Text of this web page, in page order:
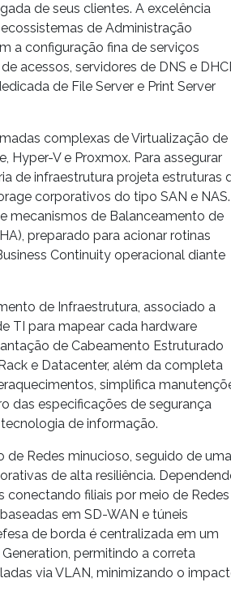
de seus clientes. A excelência
de Administração
a configuração fina de serviços
acessos, servidores de DNS e
de File Server e Print Server
complexas deVirtualização de
, Hyper-Ve Proxmox. Para assegurar
de infraestrutura projeta estruturas
corporativos do tipo SAN e NAS.
mecanismos de Balanceamento de
preparado para acionar rotinas
Continuity operacional diante
de Infraestrutura, associado a
TI para mapear cada hardware
de Cabeamento Estruturado
e Datacenter, além da completa
simplifica
das especificações de segurança
de informação.
de Redes minucioso, seguido de uma
de alta resiliência.
conectando filiais por meio de Redes
em SD-WAN e túneis
de borda é centralizada em um
, permitindo a correta
viaVLAN, minimizando o